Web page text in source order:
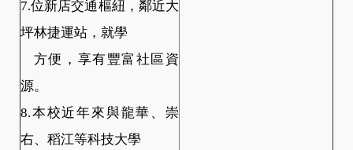
7.位新店交通樞紐，鄰近大
坪林捷運站，就學
方便，享有豐富社區資
源。
8.本校近年來與龍華、崇
右、稻江等科技大學